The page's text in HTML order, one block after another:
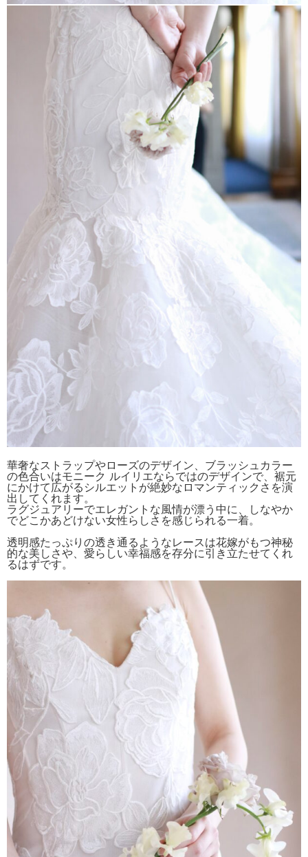
華奢なストラップやローズのデザイン、ブラッシュカラー
の色合いはモニーク ルイリエならではのデザインで、裾元
にかけて広がるシルエットが絶妙なロマンティックさを演
出してくれます。
ラグジュアリーでエレガントな風情が漂う中に、しなやか
でどこかあどけない女性らしさを感じられる一着。
透明感たっぷりの透き通るようなレースは花嫁がもつ神秘
的な美しさや、愛らしい幸福感を存分に引き立たせてくれ
るはずです。